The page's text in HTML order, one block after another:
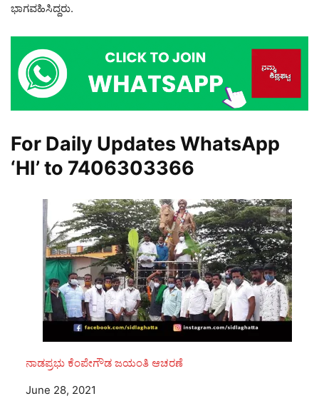
ಭಾಗವಹಿಸಿದ್ದರು.
For Daily Updates WhatsApp
‘HI’ to 7406303366
ನಾಡಪ್ರಭು ಕೆಂಪೇಗೌಡ ಜಯಂತಿ ಆಚರಣೆ
Date
June 28, 2021